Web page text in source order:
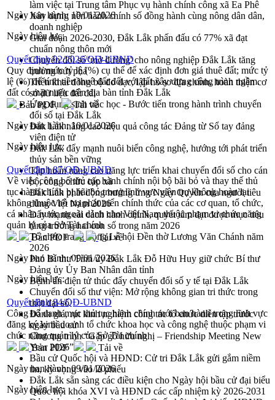
làm việc tại Trung tâm Phục vụ hành chính công xã Ea Phê
Xây dựng nền hành chính số đồng hành cùng nông dân dân,
doanh nghiệp
Giai đoạn 2026-2030, Đắk Lắk phấn đấu có 77% xã đạt
chuẩn nông thôn mới
Chuyển đổi số 'mở đường' cho nông nghiệp Đắk Lắk tăng
trưởng bứt phá
Triển khai đồng bộ đo đạc, lập hồ sơ địa chính, hoàn thiện cơ
sở dữ liệu đất đai
Ứng dụng sinh trắc học - Bước tiến trong hành trình chuyển
đổi số tại Đắk Lắk
Đắk Lắk nâng cao hiệu quả công tác Đảng từ Sổ tay đảng
viên điện tử
Đắk Lắk đẩy mạnh nuôi biển công nghệ, hướng tới phát triển
thủy sản bền vững
Tập huấn nâng cao năng lực triển khai chuyển đổi số cho cán
bộ, công chức cấp xã
Đắk Lắk phát động hưởng ứng Ngày Quyền của người tiêu
dùng Việt Nam 2026
Đẩy mạnh cải cách hành chính, quyết tâm đạt được mục tiêu
tăng trưởng hai con số trong năm 2026
Tổ chức trang trọng Lễ hội Đền thờ Lương Văn Chánh năm
2026
Phó Bí thư Tỉnh ủy Đắk Lắk Đỗ Hữu Huy giữ chức Bí thư
Đảng ủy Ủy Ban Nhân dân tỉnh
Bệnh án điện tử thúc đẩy chuyển đổi số y tế tại Đắk Lắk
Chuyển đổi số thư viện: Mở rộng không gian tri thức trong
thời đại số
Đánh giá, rút kinh nghiệm công tác tổ chức diễn tập trước
ngày bầu cử
Chương trình “Gặp gỡ hữu nghị – Friendship Meeting New
Year 2026”
Bầu cử Quốc hội và HĐND: Cử tri Đắk Lắk gửi gắm niềm
tin, kỳ vọng vào lá phiếu
Đắk Lắk sẵn sàng các điều kiện cho Ngày hội bầu cử đại biểu
Quốc hội khóa XVI và HĐND các cấp nhiệm kỳ 2026-2031
Ngày ban hành: 10/01/2026
Ngày hiệu lực:
Quyết định 02/2026/QĐ-UBND
Quy định mức tỷ lệ (%) cụ thể để xác định đơn giá thuê đất; mức tỷ
lệ (%) để tính tiền thuê đất đối với đất xây dựng công trình ngầm.
đất có mặt nước trên địa bàn tỉnh Đắk Lắk
Bản PDF
Tải về
Ngày ban hành:10/01/2026
Ngày hiệu lực:
Quyết định 87/QĐ-UBND
Về việc công bố thủ tục hành chính nội bộ bãi bỏ và thay thế thủ
tục hành chính bị bãi bỏ trong lĩnh vực viện trợ không hoàn lại
không thuộc hỗ trợ phát triển chính thức của các cơ quan, tổ chức,
cá nhân nước ngoài dành cho Việt Nam thuộc phạm vi chức năng
quản lý của Sở Tài chính
Bản PDF
Tải về
Ngày ban hành:09/01/2026
Ngày hiệu lực:
Quyết định 84/QĐ-UBND
Công bố danh mục thủ tục hành chính mới ban hành trong lĩnh vực
đăng ký kinh doanh tổ chức khoa học và công nghệ thuộc phạm vi
chức năng quản lý của Sở Tài chính
Bản PDF
Tải về
Ngày ban hành:09/01/2026
Ngày hiệu lực: